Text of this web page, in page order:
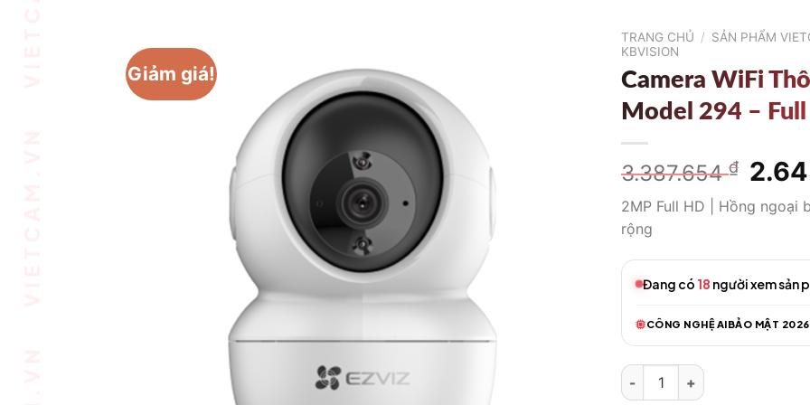
Giảm giá!
TRANG CHỦ / SẢN PHẨM
KBVISION
Camera WiFi
Model 294 –
3.387.654₫
Giá
gốc
là:
2MP Full HD | Hồng ngoại
rộng
Đang có 18 người xem sản
CÔNG NGHỆ AIBẢO MẬT 2026
Camera WiFi Thông Minh